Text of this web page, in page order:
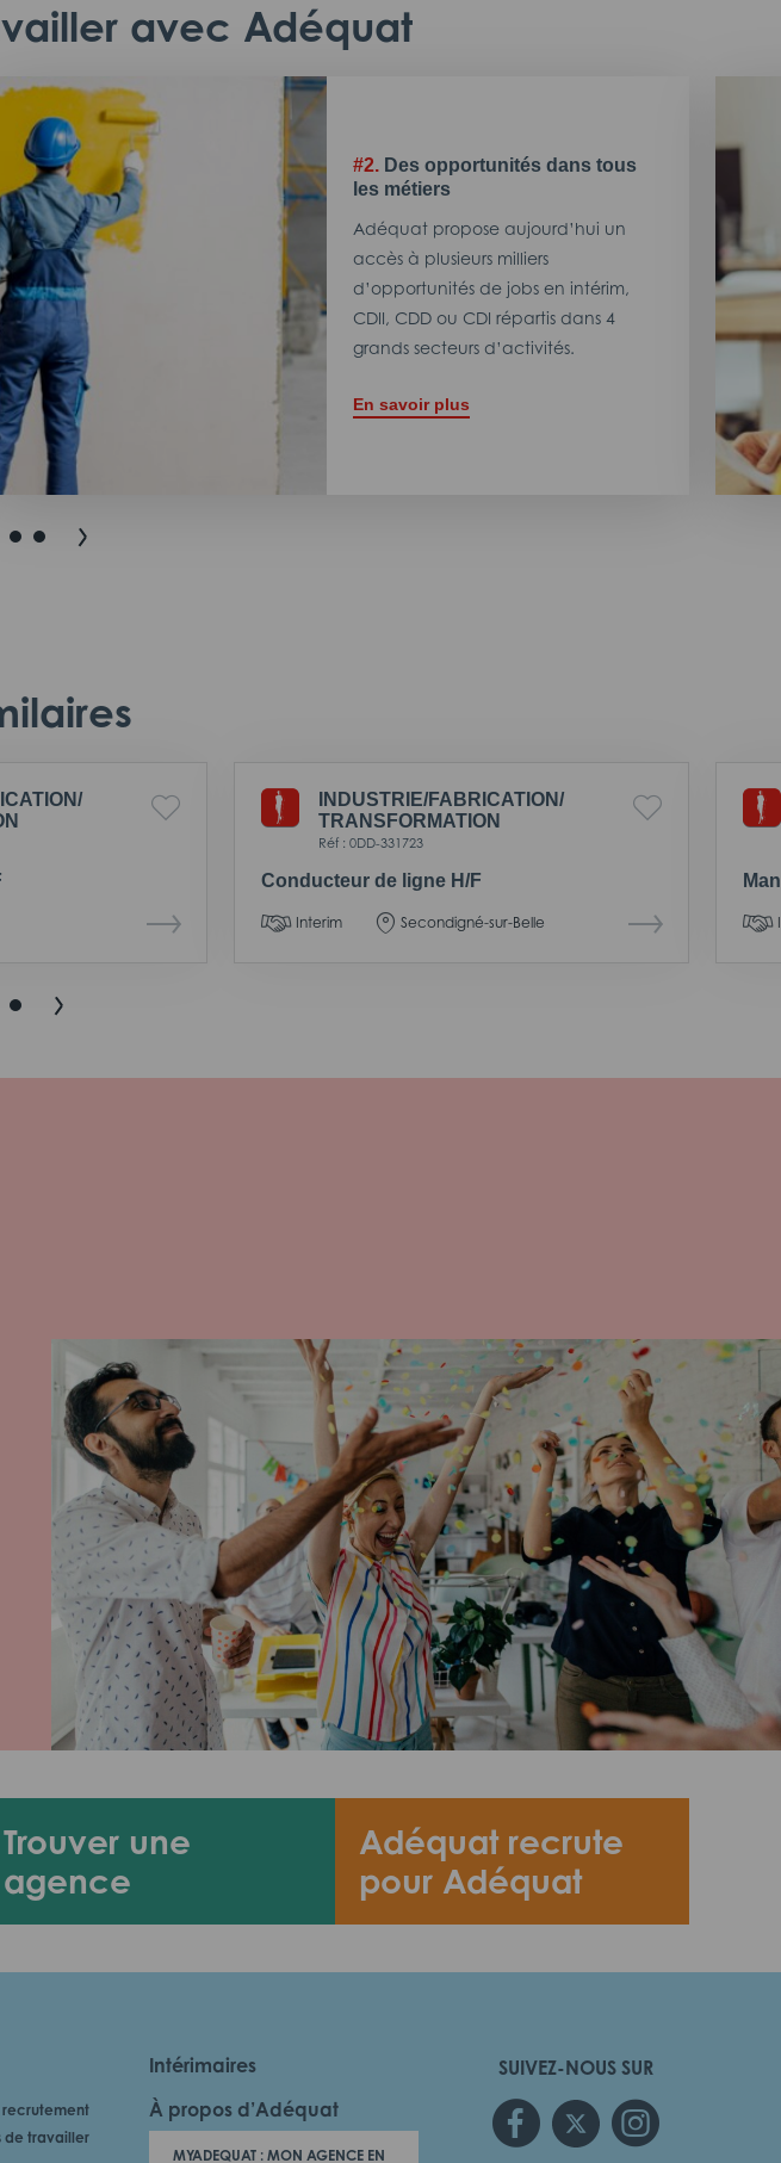
avec Adéquat
#2. Des opportunités dans tous
les métiers
Adéquat propose aujourd’hui un
accès à plusieurs milliers
d’opportunités de jobs en intérim,
CDII, CDD ou CDI répartis dans 4
grands secteurs d’activités.
En savoir plus
INDUSTRIE/FABRICATION/
TRANSFORMATION
Réf : 0DD-331723
Conducteur de ligne H/F
Interim Secondigné-sur-Belle
Trouver une
agence
Adéquat recrute
pour Adéquat
SUIVEZ-NOUS SUR
recrutement
de travailler
Intérimaires
À propos d’Adéquat
MYADEQUAT : MON AGENCE EN